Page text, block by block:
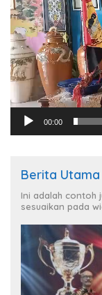
00:00
Berita Utama
Ini adalah contoh
sesuaikan pada